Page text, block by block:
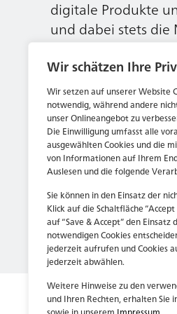
Wir schätzen Ihre
Wir setzen auf unserer Website
notwendig, während andere
unser Onlineangebot zu
Die Einwilligung umfasst alle
ausgewählten Cookies und die
von Informationen auf Ihrem
Auslesen und die folgende
Sie können in den Einsatz der
Klick auf die Schaltfläche
auf “Save & Accept” den
notwendigen Cookies
jederzeit aufrufen und Cookies
jederzeit abwählen.
Weitere Hinweise zu den
und Ihren Rechten, erhalten Sie
digitale Produkte
und dabei stets
unsere
Jetzt bewerben